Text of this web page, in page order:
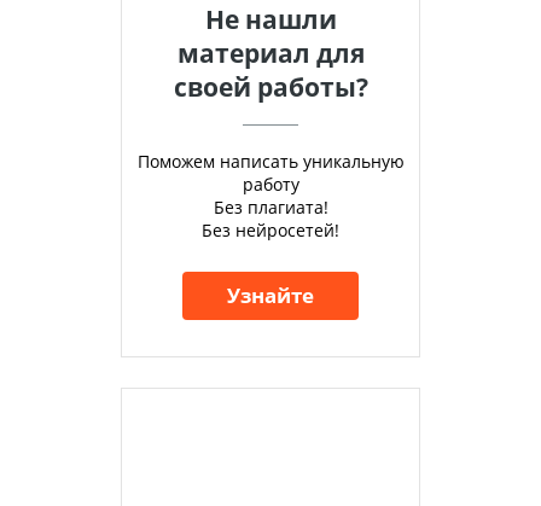
Не нашли
материал для
своей работы?
Поможем написать уникальную
работу
Без плагиата!
Без нейросетей!
Узнайте